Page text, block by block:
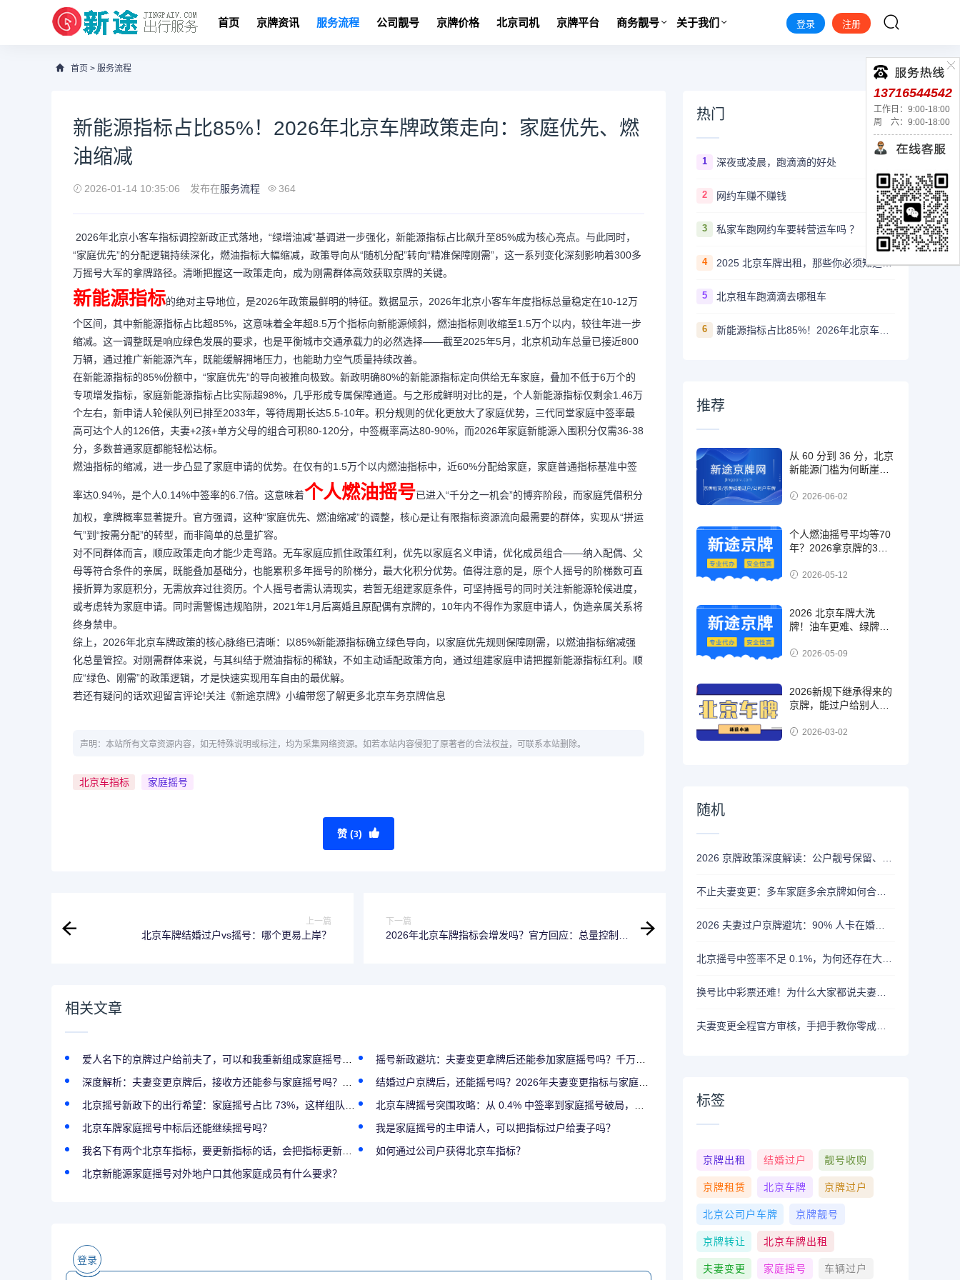
首页 京牌资讯 服务流程 公司靓号 京牌价格 北京司机 京牌平台 商务靓号 关于我们 登录 注册
首页 > 服务流程
新能源指标占比85%！2026年北京车牌政策走向：家庭优先、燃
油缩减
2026-01-14 10:35:06 发布在服务流程 364
2026年北京小客车指标调控新政正式落地，“绿增油减”基调进一步强化，新能源指标占比飙升至85%成为核心亮点。与此同时，
“家庭优先”的分配逻辑持续深化，燃油指标大幅缩减，政策导向从“随机分配”转向“精准保障刚需”，这一系列变化深刻影响着300多
万摇号大军的拿牌路径。清晰把握这一政策走向，成为刚需群体高效获取京牌的关键。​
新能源指标的绝对主导地位，是2026年政策最鲜明的特征。数据显示，2026年北京小客车年度指标总量稳定在10-12万
个区间，其中新能源指标占比超85%，这意味着全年超8.5万个指标向新能源倾斜，燃油指标则收缩至1.5万个以内，较往年进一步
缩减。这一调整既是响应绿色发展的要求，也是平衡城市交通承载力的必然选择——截至2025年5月，北京机动车总量已接近800
万辆，通过推广新能源汽车，既能缓解拥堵压力，也能助力空气质量持续改善。​
在新能源指标的85%份额中，“家庭优先”的导向被推向极致。新政明确80%的新能源指标定向供给无车家庭，叠加不低于6万个的
专项增发指标，家庭新能源指标占比实际超98%，几乎形成专属保障通道。与之形成鲜明对比的是，个人新能源指标仅剩余1.46万
个左右，新申请人轮候队列已排至2033年，等待周期长达5.5-10年。积分规则的优化更放大了家庭优势，三代同堂家庭中签率最
高可达个人的126倍，夫妻+2孩+单方父母的组合可积80-120分，中签概率高达80-90%，而2026年家庭新能源入围积分仅需36-38
分，多数普通家庭都能轻松达标。​
燃油指标的缩减，进一步凸显了家庭申请的优势。在仅有的1.5万个以内燃油指标中，近60%分配给家庭，家庭普通指标基准中签
率达0.94%，是个人0.14%中签率的6.7倍。这意味着个人燃油摇号已进入“千分之一机会”的博弈阶段，而家庭凭借积分
加权，拿牌概率显著提升。官方强调，这种“家庭优先、燃油缩减”的调整，核心是让有限指标资源流向最需要的群体，实现从“拼运
气”到“按需分配”的转型，而非简单的总量扩容。​
对不同群体而言，顺应政策走向才能少走弯路。无车家庭应抓住政策红利，优先以家庭名义申请，优化成员组合——纳入配偶、父
母等符合条件的亲属，既能叠加基础分，也能累积多年摇号的阶梯分，最大化积分优势。值得注意的是，原个人摇号的阶梯数可直
接折算为家庭积分，无需放弃过往资历。个人摇号者需认清现实，若暂无组建家庭条件，可坚持摇号的同时关注新能源轮候进度，
或考虑转为家庭申请。同时需警惕违规陷阱，2021年1月后离婚且原配偶有京牌的，10年内不得作为家庭申请人，伪造亲属关系将
终身禁申。​
综上，2026年北京车牌政策的核心脉络已清晰：以85%新能源指标确立绿色导向，以家庭优先规则保障刚需，以燃油指标缩减强
化总量管控。对刚需群体来说，与其纠结于燃油指标的稀缺，不如主动适配政策方向，通过组建家庭申请把握新能源指标红利。顺
应“绿色、刚需”的政策逻辑，才是快速实现用车自由的最优解。
若还有疑问的话欢迎留言评论!关注《新途京牌》小编带您了解更多北京车务京牌信息
声明：本站所有文章资源内容，如无特殊说明或标注，均为采集网络资源。如若本站内容侵犯了原著者的合法权益，可联系本站删除。
北京车指标 家庭摇号
赞 (3)
上一篇
北京车牌结婚过户vs摇号：哪个更易上岸？
下一篇
2026年北京车牌指标会增发吗？官方回应：总量控制仍
相关文章
爱人名下的京牌过户给前夫了，可以和我重新组成家庭摇号吗？
摇号新政避坑：夫妻变更拿牌后还能参加家庭摇号吗？千万别踩这个雷区
深度解析：夫妻变更京牌后，接收方还能参与家庭摇号吗？指标与过户的冲突点
结婚过户京牌后，还能摇号吗？2026年夫妻变更指标与家庭摇号的冲突解答
北京摇号新政下的出行希望：家庭摇号占比 73%，这样组队中签快
北京车牌摇号突围攻略：从 0.4% 中签率到家庭摇号破局，这些技巧让你少等 5 年​
北京车牌家庭摇号中标后还能继续摇号吗？
我是家庭摇号的主申请人，可以把指标过户给妻子吗？
我名下有两个北京车指标，要更新指标的话，会把指标更新没了吗？
如何通过公司户获得北京车指标？
北京新能源家庭摇号对外地户口其他家庭成员有什么要求？
登录
热门
1 深夜或凌晨，跑滴滴的好处
2 网约车赚不赚钱
3 私家车跑网约车要转营运车吗 ？
4 2025 北京车牌出租，那些你必须知道的事儿
5 北京租车跑滴滴去哪租车
6 新能源指标占比85%！2026年北京车牌政策走向：家庭优先、燃油缩减
推荐
从 60 分到 36 分，北京
新能源门槛为何断崖式
标的底层逻辑
2026-06-02
个人燃油摇号平均等70
年？2026拿京牌的3条
2026-05-12
2026 北京车牌大洗
牌！油车更难、绿牌更
2026-05-09
2026新规下继承得来的
京牌，能过户给别人
2026-03-02
随机
标签
京牌出租 结婚过户 靓号收购
京牌租赁 北京车牌 京牌过户
北京公司户车牌 京牌靓号
京牌转让 北京车牌出租
夫妻变更 家庭摇号 车辆过户
13716544542
工作日：9:00-18:00
周 六：9:00-18:00